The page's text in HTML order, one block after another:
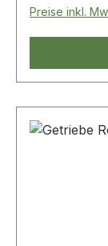
Preise inkl.